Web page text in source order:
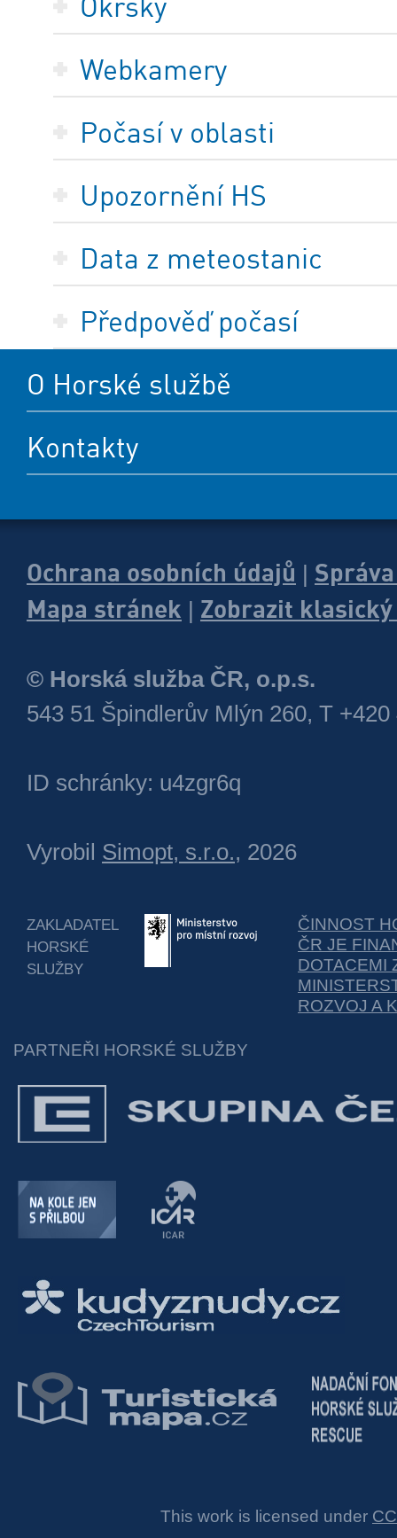
Okrsky
Webkamery
Počasí v oblasti
Upozornění HS
Data z meteostanic
Předpověď počasí
O Horské službě
Kontakty
Ochrana osobních údajů
Mapa stránek
Zobrazit
© Horská služba ČR, o.p.s.
543 51 Špindlerův Mlýn 260, T +420
ID schránky: u4zgr6q
Vyrobil Simopt, s.r.o., 2026
ZAKLADATEL
HORSKÉ
SLUŽBY
ČINNOST
ČR JE
DOTACEMI
ROZVOJ A
PARTNEŘI HORSKÉ SLUŽBY
This work is licensed under